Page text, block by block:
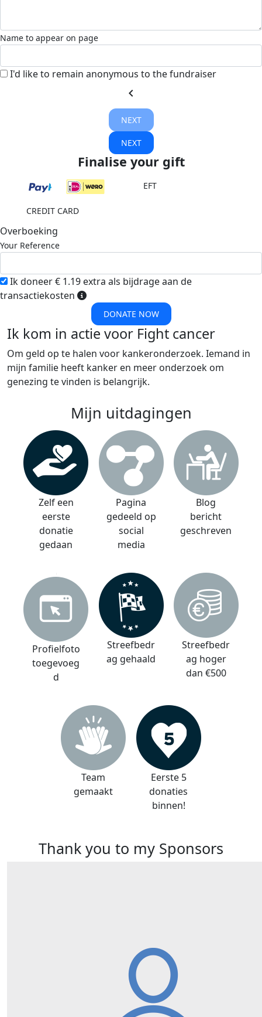
Name to appear on page
I'd like to remain anonymous to the fundraiser
chevron_left
NEXT
NEXT
Finalise your gift
EFT
CREDIT CARD
Overboeking
Your Reference
Ik doneer € 1.19 extra als bijdrage aan de
transactiekosten
DONATE NOW
Ik kom in actie voor Fight cancer
Om geld op te halen voor kankeronderzoek. Iemand in
mijn familie heeft kanker en meer onderzoek om
genezing te vinden is belangrijk.
Mijn uitdagingen
Zelf een
eerste
donatie
gedaan
Pagina
gedeeld op
social
media
Blog
bericht
geschreven
Profielfoto
toegevoeg
d
Streefbedr
ag gehaald
Streefbedr
ag hoger
dan €500
Team
gemaakt
Eerste 5
donaties
binnen!
Thank you to my Sponsors